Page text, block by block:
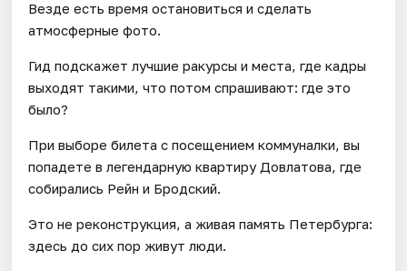
Везде есть время остановиться и сделать
атмосферные фото.
Гид подскажет лучшие ракурсы и места, где кадры
выходят такими, что потом спрашивают: где это
было?
При выборе билета с посещением коммуналки, вы
попадете в легендарную квартиру Довлатова, где
собирались Рейн и Бродский.
Это не реконструкция, а живая память Петербурга:
здесь до сих пор живут люди.